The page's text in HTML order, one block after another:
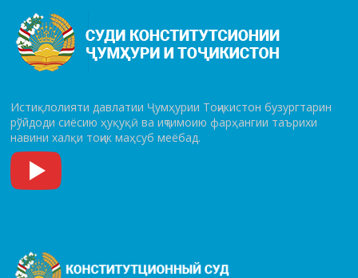
Истиқлолияти давлатии Ҷумҳурии Тоҷикистон бузургтарин
рўй­до­ди сиёсию ҳуқуқӣ ва иҷтимоию фарҳангии таърихи
навини халқи тоҷик маҳсуб меёбад.